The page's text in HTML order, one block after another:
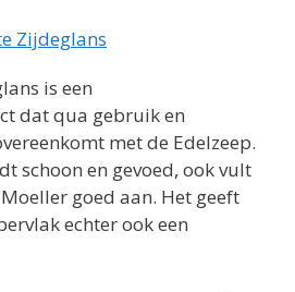
Zijdeglans
is een
dat qua gebruik en
met de Edelzeep.
schoon en gevoed, ook vult
goed aan. Het geeft
echter ook een